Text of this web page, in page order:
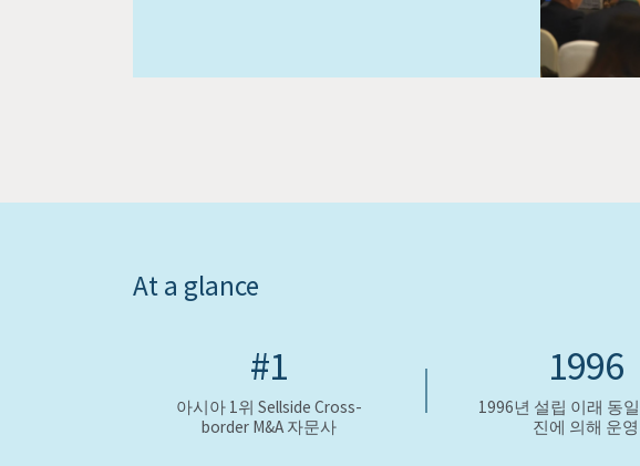
At a glance
#1
아시아 1위 Sellside Cross-
border M&A 자문사
1996
1996년 설립 이래 동
진에 의해 운영